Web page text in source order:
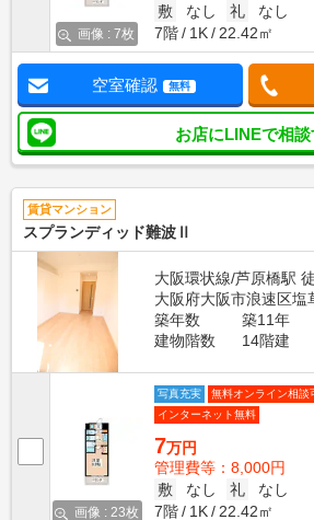
画像 : 7枚
敷 なし 礼
なし
7階
1K 22.42㎡
空室確認 無料
お店にLINEで相談
賃貸マンション
スプランディッド難波Ⅱ
大阪環状線/芦原橋駅
大阪府大阪市浪速区塩
築年数
築11年
建物階数
14階建
画像 : 23枚
写真充実
無料オンライン相談
インターネット無料
7万円
管理費等：8,000円
敷
なし 礼
なし
7階
1K 22.42㎡